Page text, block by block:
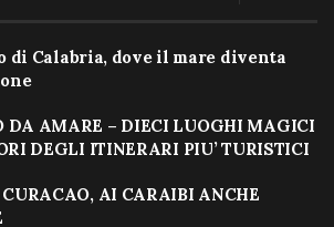
di Calabria, dove il mare diventa
DA AMARE – DIECI LUOGHI MAGICI
DEGLI ITINERARI PIU’ TURISTICI
AI CARAIBI ANCHE